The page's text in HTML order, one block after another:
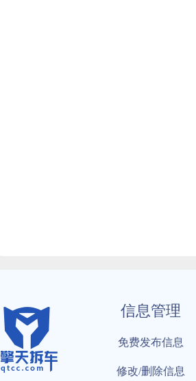
信息管理
免费发布信息
修改/删除信息